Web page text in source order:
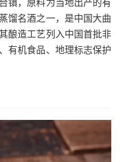
镇，原料为当地出产的有
馏名酒之一，是中国大曲
酿造工艺列入中国首批非
有机食品、地理标志保护